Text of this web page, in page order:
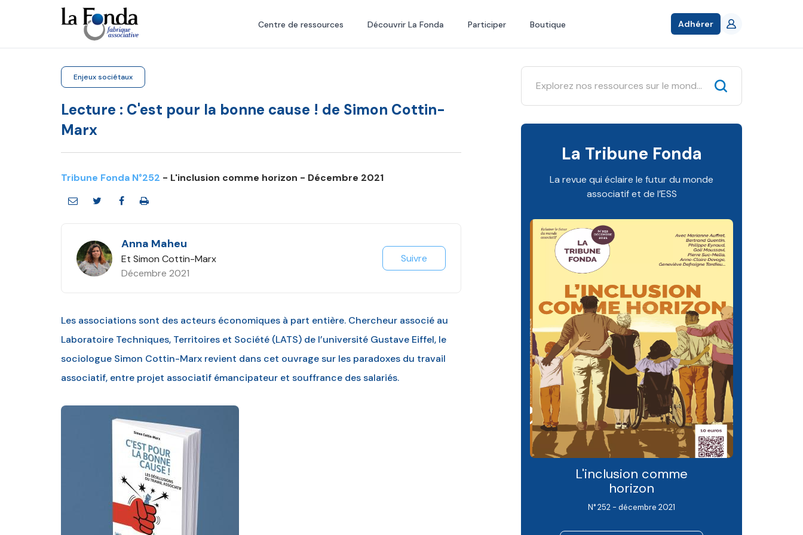
principal
Centre de ressources Découvrir La Fonda Participer Boutique Adhérer
Enjeux sociétaux
Lecture : C'est pour la bonne cause ! de Simon Cottin-
Marx
Tribune Fonda N°252 - L'inclusion comme horizon - Décembre 2021
Anna Maheu
Et Simon Cottin-Marx
Décembre 2021
Suivre
Les associations sont des acteurs économiques à part entière. Chercheur associé au
Laboratoire Techniques, Territoires et Société (LATS) de l’université Gustave Eiffel, le
sociologue Simon Cottin-Marx revient dans cet ouvrage sur les paradoxes du travail
associatif, entre projet associatif émancipateur et souffrance des salariés.
La Tribune Fonda
La revue qui éclaire le futur du monde
associatif et de l’ESS
L'inclusion comme
horizon
N° 252 - décembre 2021